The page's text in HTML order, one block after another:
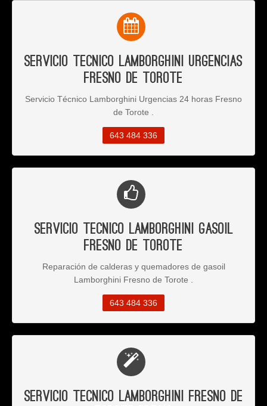
Servicio Tecnico Lamborghini Urgencias
Fresno de Torote
Servicio Técnico Lamborghini Urgencias 24 horas Fresno
de Torote .
643 484 336
Servicio Tecnico Lamborghini Gasoil
Fresno de Torote
Reparación de calderas y quemadores de gasoil
Lamborghini Fresno de Torote .
643 484 336
Servicio Tecnico Lamborghini Fresno de